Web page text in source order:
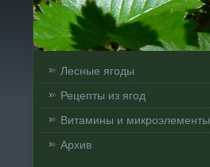
Лесные ягоды
Рецепты из ягод
Витамины и микроэлементы
Архив